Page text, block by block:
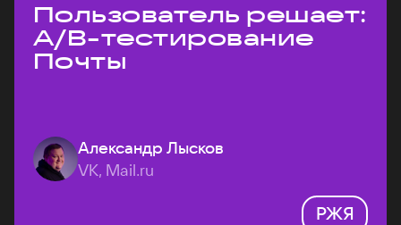
Пользователь решает:
A/B-тестирование
Почты
Александр Лысков
VK, Mail.ru
РЖЯ